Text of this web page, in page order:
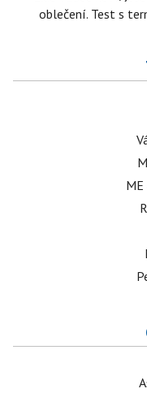
oblečení. Test s